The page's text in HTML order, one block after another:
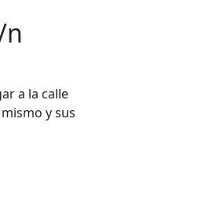
n
a la calle
y sus